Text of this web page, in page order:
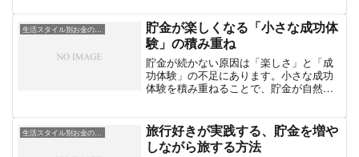
生活スタイル別お金の工夫
貯金が楽しくなる「小さな成功体
験」の積み重ね
貯金が続かない原因は「楽しさ」と「成
功体験」の不足にあります。小さな成功
体験を積み重ねることで、貯金が自然に
生活スタイル別お金の工夫
旅行好きが実践する、貯金を増や
しながら旅する方法